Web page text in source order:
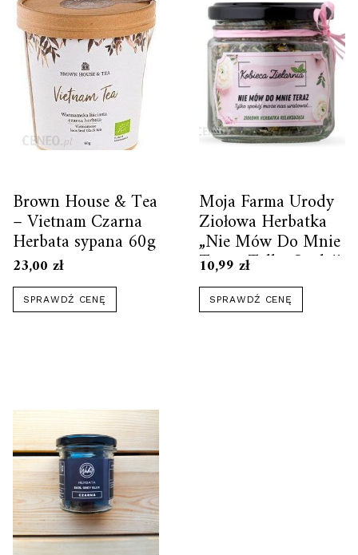
Brown House & Tea
– Vietnam Czarna
Herbata sypana 60g
23,00 zł
SPRAWDŹ CENĘ
Moja Farma Urody
Ziołowa Herbatka
„Nie Mów Do Mnie
Teraz, Tylko Spokój
Może Nas
Uratować” 25g
10,99 zł
SPRAWDŹ CENĘ